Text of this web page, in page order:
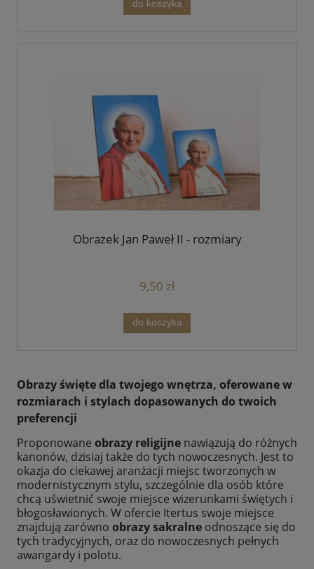
do koszyka
Obrazek Jan Paweł II - rozmiary
9,50 zł
do koszyka
Obrazy święte dla twojego wnętrza, oferowane w
rozmiarach i stylach dopasowanych do twoich
preferencji
Proponowane obrazy religijne nawiązują do różnych
kanonów, dzisiaj także do tych nowoczesnych. Jest to
okazja do ciekawej aranżacji miejsc tworzonych w
modernistycznym stylu, szczególnie dla osób które
chcą uświetnić swoje miejsce wizerunkami świętych i
błogosławionych. W ofercie Itertus swoje miejsce
znajdują zarówno obrazy sakralne odnoszące się do
tych tradycyjnych, oraz do nowoczesnych pełnych
awangardy i polotu.